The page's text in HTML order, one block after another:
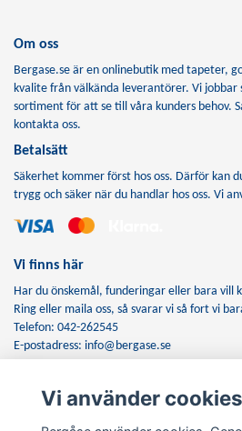
Om oss
Bergase.se är en onlinebutik med tapeter,
kvalite från välkända leverantörer. Vi
sortiment för att se till våra kunders behov.
kontakta oss.
Betalsätt
Säkerhet kommer först hos oss. Därför kan
trygg och säker när du handlar hos oss. Vi
Vi finns här
Har du önskemål, funderingar eller bara vill
Ring eller maila oss, så svarar vi så fort vi
Telefon: 042-262545
E-postadress: info@bergase.se
Anmäl dig till vårt nyhetsbrev
Vi använder cookies